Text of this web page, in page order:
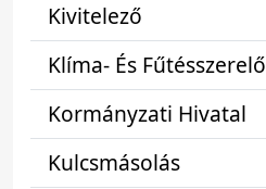
Kivitelező
Klíma- És Fűtésszerelő
Kormányzati Hivatal
Kulcsmásolás